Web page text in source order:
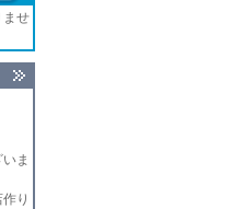
ませ
ま
り